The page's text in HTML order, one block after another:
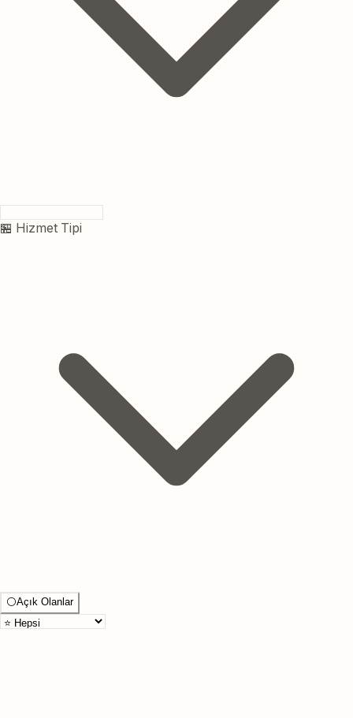
🏪 Hizmet Tipi
⚪Açık Olanlar